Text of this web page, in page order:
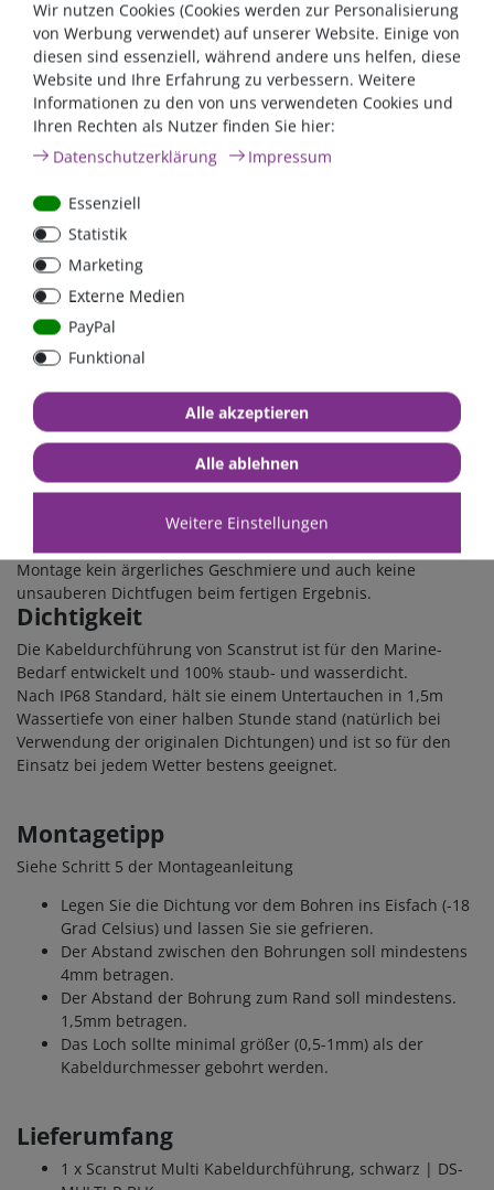
Die nicht vorgebohrte Dichtung ermöglicht Ihnen eine
individuell passende Installation. Sie können die Dichtung, je
nach Bedarf für mehrere Kabel, bis zu einem Durchmesser
von 15mm pro Kabel, selbst aufbohren. So haben Sie eine
einfache und ordentliche Kabelführung.
Besonderheiten
Kombination
Wasserdicht IP68
UV-beständig und widerstandsfähig
hoch schlagfester Kunststoff
Dach-, Wand- und Deckdurchführung
sauberes und einfaches Design
Kein Kleben / Dichten
Ohne die Verwendung von Kleb- und Dichtstoffen, kann diese
Scanstrut-Kabeldurchführung installiert werden. Die
mitgelieferte Dichtung und die Edelstahlschrauben sorgen
Montage kein ärgerliches Geschmiere und auch keine
unsauberen Dichtfugen beim fertigen Ergebnis.
Dichtigkeit
Die Kabeldurchführung von Scanstrut ist für den Marine-
Bedarf entwickelt und 100% staub- und wasserdicht.
Nach IP68 Standard, hält sie einem Untertauchen in 1,5m
Wassertiefe von einer halben Stunde stand (natürlich bei
Verwendung der originalen Dichtungen) und ist so für den
Einsatz bei jedem Wetter bestens geeignet.
Montagetipp
Siehe Schritt 5 der Montageanleitung
Legen Sie die Dichtung vor dem Bohren ins Eisfach (-18
Grad Celsius) und lassen Sie sie gefrieren.
Der Abstand zwischen den Bohrungen soll mindestens
4mm betragen.
Der Abstand der Bohrung zum Rand soll mindestens.
1,5mm betragen.
Das Loch sollte minimal größer (0,5-1mm) als der
Kabeldurchmesser gebohrt werden.
Lieferumfang
1 x Scanstrut Multi Kabeldurchführung, schwarz | DS-
Wir nutzen Cookies (Cookies werden zur Personalisierung
von Werbung verwendet) auf unserer Website. Einige von
diesen sind essenziell, während andere uns helfen, diese
Website und Ihre Erfahrung zu verbessern. Weitere
Informationen zu den von uns verwendeten Cookies und
Ihren Rechten als Nutzer finden Sie hier:
Daten­schutz­erklärung
Impressum
Essenziell
Statistik
Marketing
Externe Medien
PayPal
Funktional
Weitere Einstellungen
Alle akzeptieren
Alle ablehnen